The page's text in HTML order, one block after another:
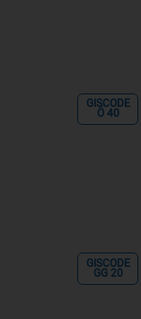
GISCODE
Ö 40
GISCODE
GG 20